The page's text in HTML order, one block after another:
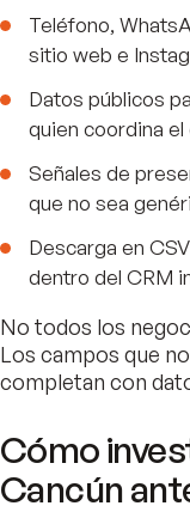
Teléfono,
sitio web e
Datos públicos
quien coordina
Señales de
que no sea
Descarga en
dentro del CRM
No todos los
Los campos que
completan con
Cómo
Cancún